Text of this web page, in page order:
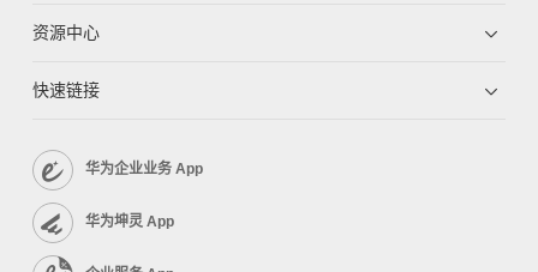
资源中心
快速链接
华为企业业务 App
华为坤灵 App